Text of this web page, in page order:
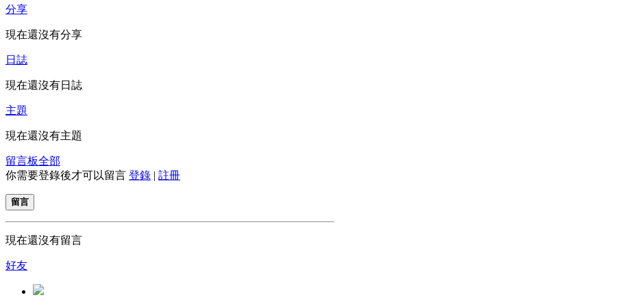
分享
現在還沒有分享
日誌
現在還沒有日誌
主題
現在還沒有主題
留言板全部
你需要登錄後才可以留言 登錄 | 註冊
留言
現在還沒有留言
好友